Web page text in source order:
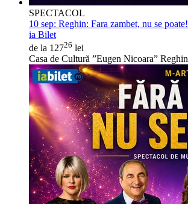
SPECTACOL
10 sep: Reghin: Fara zambet, nu se poate!
ia Bilet
de la 12726 lei
Casa de Cultură ”Eugen Nicoara” Reghin